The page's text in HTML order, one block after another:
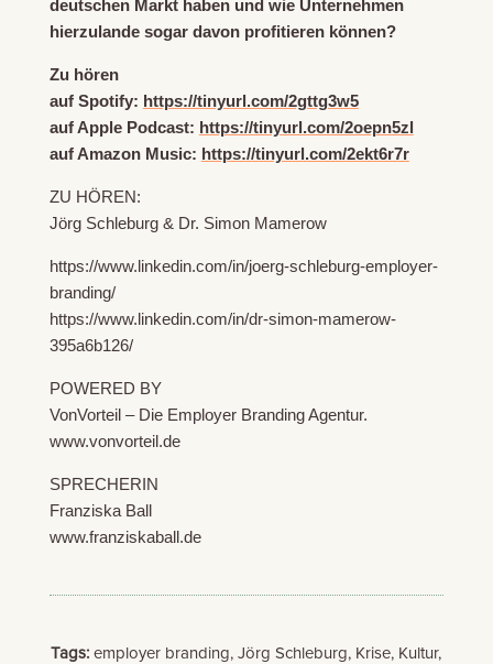
deutschen Markt haben und wie Unternehmen
hierzulande sogar davon profitieren können?
Zu hören
auf Spotify: https://tinyurl.com/2gttg3w5
auf Apple Podcast: https://tinyurl.com/2oepn5zl
auf Amazon Music: https://tinyurl.com/2ekt6r7r
ZU HÖREN:
Jörg Schleburg & Dr. Simon Mamerow
https://www.linkedin.com/in/joerg-schleburg-employer-
branding/
https://www.linkedin.com/in/dr-simon-mamerow-
395a6b126/
POWERED BY
VonVorteil – Die Employer Branding Agentur.
www.vonvorteil.de
SPRECHERIN
Franziska Ball
www.franziskaball.de
Tags: employer branding, Jörg Schleburg, Krise, Kultur,